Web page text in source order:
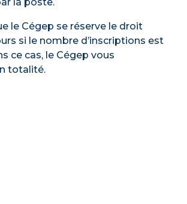
le Cégep se réserve le droit
si le nombre d’inscriptions est
ce cas, le Cégep vous
totalité.